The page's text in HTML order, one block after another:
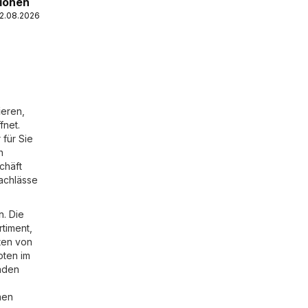
für Sie
Die
von
im